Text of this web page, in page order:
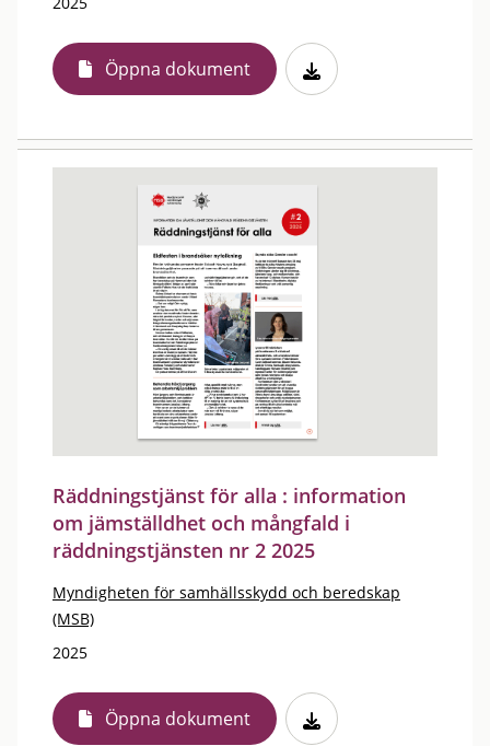
Öppna dokument
Räddningstjänst för alla : information
om jämställdhet och mångfald i
räddningstjänsten nr 2 2025
Myndigheten för samhällsskydd och beredskap
(MSB)
2025
Öppna dokument